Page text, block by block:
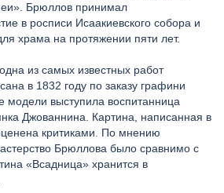
Брюллов принимал
в росписи Исаакиевского собора и
храма на протяжении пяти лет.
из самых известных работ
в 1832 году по заказу графини
модели выступила воспитанница
Джованнина. Картина, написанная в
критиками. По мнению
Брюллова было сравнимо с
«Всадница» хранится в